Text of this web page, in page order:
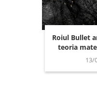
Roiul Bullet
teoria
13/